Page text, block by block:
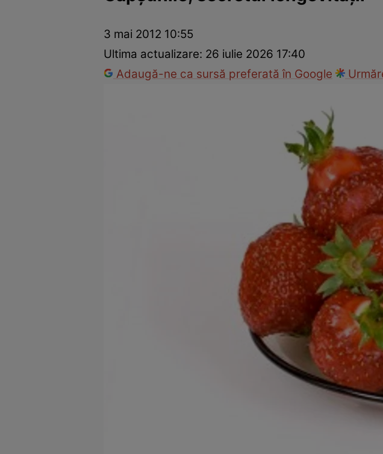
Prevenție și tratament Remedii naturiste
3 mai 2012 10:55
Ultima actualizare: 26 iulie 2026 17:40
Adaugă-ne ca sursă preferată în Google